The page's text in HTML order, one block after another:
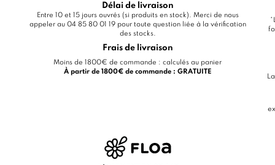
Délai de livraison
Entre 10 et 15 jours ouvrés (si produits en stock). Merci de nous
appeler au 04 85 80 01 19 pour toute question liée à la vérification
des stocks.
Frais de livraison
Moins de 1800€ de commande : calculés au panier
À partir de 1800€ de commande : GRATUITE